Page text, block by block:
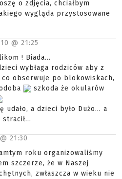
o zdjęcia, chciałbym
wygląda przystosowane
@ 21:25
! Biada...
wybłaga rodziców aby z
obserwuje po blokowiskach,
szkoda że okularów
udało, a dzieci było Dużo... a
21:30
roku organizowaliśmy
szczerze, że w Naszej
zwłaszcza w wieku nie